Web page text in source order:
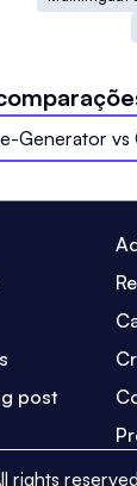
Generator vs
post
rights